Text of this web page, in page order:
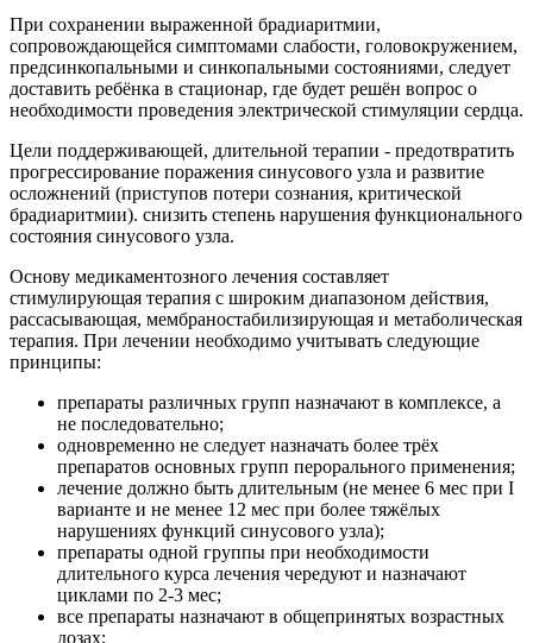
При сохранении выраженной брадиаритмии,
сопровождающейся симптомами слабости, головокружением,
предсинкопальными и синкопальными состояниями, следует
доставить ребёнка в стационар, где будет решён вопрос о
необходимости проведения электрической стимуляции сердца.
Цели поддерживающей, длительной терапии - предотвратить
прогрессирование поражения синусового узла и развитие
осложнений (приступов потери сознания, критической
брадиаритмии). снизить степень нарушения функционального
состояния синусового узла.
Основу медикаментозного лечения составляет
стимулирующая терапия с широким диапазоном действия,
рассасывающая, мембраностабилизирующая и метаболическая
терапия. При лечении необходимо учитывать следующие
принципы:
препараты различных групп назначают в комплексе, а
не последовательно;
одновременно не следует назначать более трёх
препаратов основных групп перорального применения;
лечение должно быть длительным (не менее 6 мес при I
варианте и не менее 12 мес при более тяжёлых
нарушениях функций синусового узла);
препараты одной группы при необходимости
длительного курса лечения чередуют и назначают
циклами по 2-3 мес;
все препараты назначают в общепринятых возрастных
дозах;